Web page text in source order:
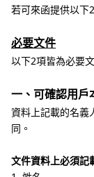
若可來函提供以下
必要文件
以下2項皆為必要
一、可確認用戶
資料上記載的名義
同。
文件資料上必須記